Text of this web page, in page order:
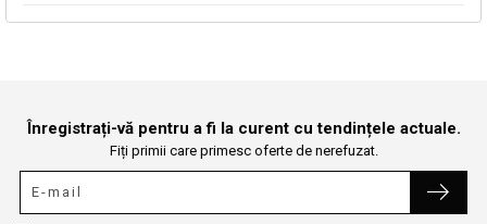
Înregistrați-vă pentru a fi la curent cu tendințele actuale.
Fiți primii care primesc oferte de nerefuzat.
Căutare
Continuă cumpărăturile